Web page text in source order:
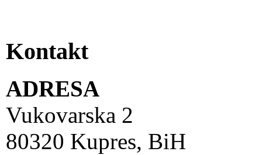
Kontakt
ADRESA
Vukovarska 2
80320 Kupres, BiH